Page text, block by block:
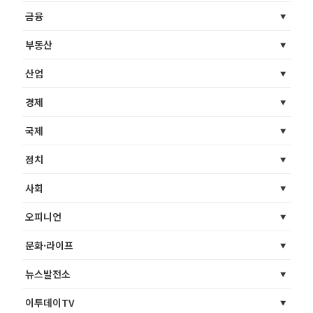
금융
부동산
산업
경제
국제
정치
사회
오피니언
문화·라이프
뉴스발전소
이투데이TV